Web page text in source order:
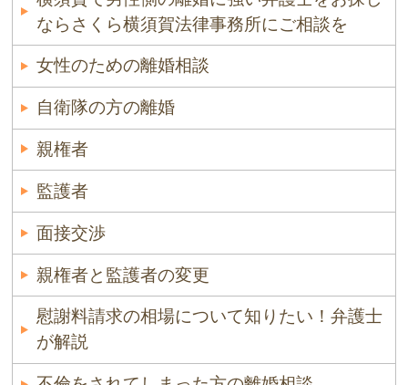
ならさくら横須賀法律事務所にご相談を
女性のための離婚相談
自衛隊の方の離婚
親権者
監護者
面接交渉
親権者と監護者の変更
慰謝料請求の相場について知りたい！弁護士
が解説